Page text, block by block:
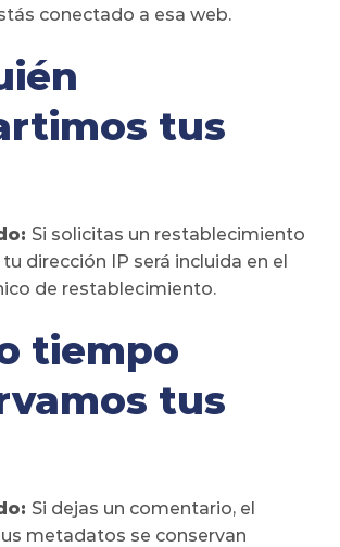
conectado a esa web.
tus
Si solicitas un restablecimiento
dirección IP será incluida en el
de restablecimiento.
tiempo
tus
Si dejas un comentario, el
metadatos se conservan